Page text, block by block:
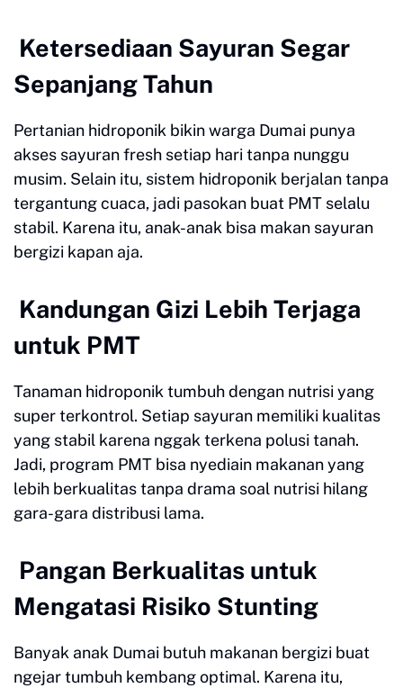
Ketersediaan Sayuran Segar
Sepanjang Tahun
Pertanian hidroponik bikin warga Dumai punya
akses sayuran fresh setiap hari tanpa nunggu
musim. Selain itu, sistem hidroponik berjalan tanpa
tergantung cuaca, jadi pasokan buat PMT selalu
stabil. Karena itu, anak-anak bisa makan sayuran
bergizi kapan aja.
Kandungan Gizi Lebih Terjaga
untuk PMT
Tanaman hidroponik tumbuh dengan nutrisi yang
super terkontrol. Setiap sayuran memiliki kualitas
yang stabil karena nggak terkena polusi tanah.
Jadi, program PMT bisa nyediain makanan yang
lebih berkualitas tanpa drama soal nutrisi hilang
gara-gara distribusi lama.
Pangan Berkualitas untuk
Mengatasi Risiko Stunting
Banyak anak Dumai butuh makanan bergizi buat
ngejar tumbuh kembang optimal. Karena itu,